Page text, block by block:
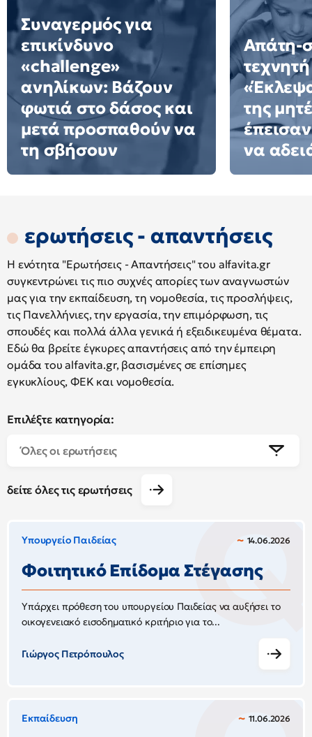
Συναγερμός για
επικίνδυνο
«challenge»
ανηλίκων: Βάζουν
φωτιά στο δάσος και
μετά προσπαθούν να
τη σβήσουν
Απάτη-
της
να
ερωτήσεις - απαντήσεις
Η ενότητα "Ερωτήσεις - Απαντήσεις" του alfavita.gr
συγκεντρώνει τις πιο συχνές απορίες των αναγνωστών
μας για την εκπαίδευση, τη νομοθεσία, τις προσλήψεις,
τις Πανελλήνιες, την εργασία, την επιμόρφωση, τις
σπουδές και πολλά άλλα γενικά ή εξειδικευμένα θέματα.
Εδώ θα βρείτε έγκυρες απαντήσεις από την έμπειρη
ομάδα του alfavita.gr, βασισμένες σε επίσημες
εγκυκλίους, ΦΕΚ και νομοθεσία.
Επιλέξτε κατηγορία:
Όλες οι ερωτήσεις
δείτε όλες τις ερωτήσεις
Υπουργείο Παιδείας 14.06.2026
Φοιτητικό Επίδομα Στέγασης
Υπάρχει πρόθεση του υπουργείου Παιδείας να αυξήσει το
οικογενειακό εισοδηματικό κριτήριο για το...
Γιώργος Πετρόπουλος
Εκπαίδευση 11.06.2026